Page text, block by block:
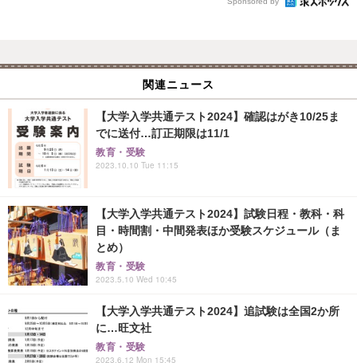
関連ニュース
【大学入学共通テスト2024】確認はがき10/25ま
でに送付…訂正期限は11/1
教育・受験
2023.10.10 Tue 11:15
【大学入学共通テスト2024】試験日程・教科・科
目・時間割・中間発表ほか受験スケジュール（ま
とめ）
教育・受験
2023.5.10 Wed 10:45
【大学入学共通テスト2024】追試験は全国2か所
に…旺文社
教育・受験
2023.6.12 Mon 15:45